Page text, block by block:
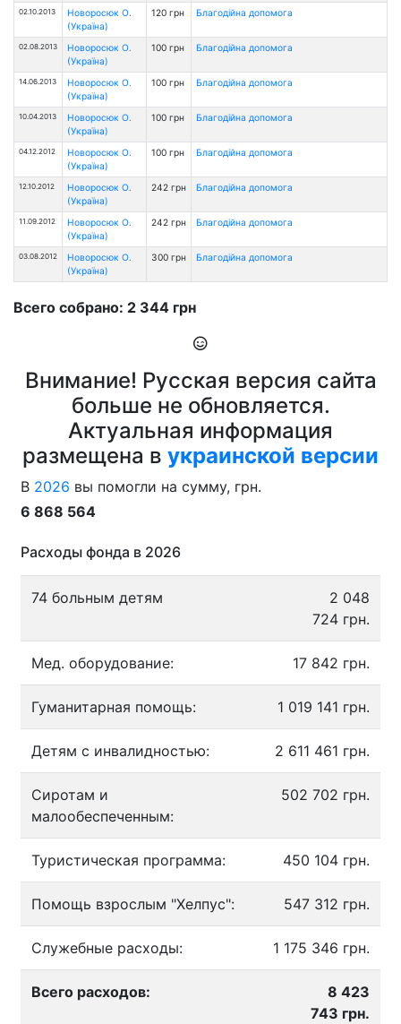
02.10.2013
Новоросюк О.
(Україна)
120 грн Благодійна допомога
02.08.2013
Новоросюк О.
(Україна)
100 грн Благодійна допомога
14.06.2013
Новоросюк О.
(Україна)
100 грн Благодійна допомога
10.04.2013
Новоросюк О.
(Україна)
100 грн Благодійна допомога
04.12.2012
Новоросюк О.
(Україна)
100 грн Благодійна допомога
12.10.2012
Новоросюк О.
(Україна)
242 грн Благодійна допомога
11.09.2012
Новоросюк О.
(Україна)
242 грн Благодійна допомога
03.08.2012
Новоросюк О.
(Україна)
300 грн Благодійна допомога
Всего собрано: 2 344 грн
Внимание! Русская версия сайта
больше не обновляется.
Актуальная информация
размещена в украинской версии
В 2026 вы помогли на сумму, грн.
6 868 564
Расходы фонда в 2026
74 больным детям
2 048
724 грн.
Мед. оборудование: 17 842 грн.
Гуманитарная помощь: 1 019 141 грн.
Детям с инвалидностью: 2 611 461 грн.
Сиротам и
малообеспеченным:
502 702 грн.
Туристическая программа: 450 104 грн.
Помощь взрослым "Хелпус": 547 312 грн.
Служебные расходы: 1 175 346 грн.
Всего расходов:
8 423
743 грн.